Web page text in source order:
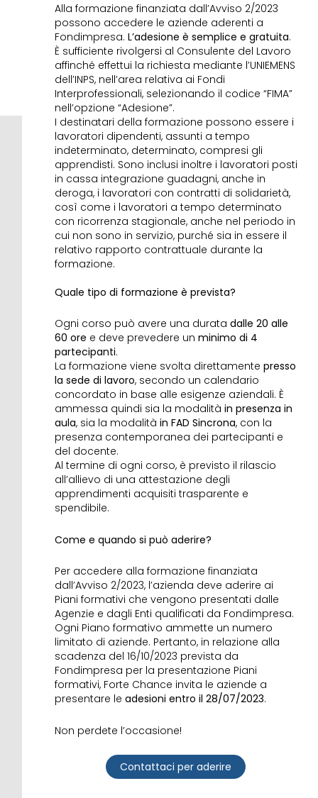
Alla formazione finanziata dall’Avviso 2/2023
possono accedere le aziende aderenti a
Fondimpresa. L’adesione è semplice e gratuita.
È sufficiente rivolgersi al Consulente del Lavoro
affinché effettui la richiesta mediante l’UNIEMENS
dell’INPS, nell’area relativa ai Fondi
Interprofessionali, selezionando il codice “FIMA”
nell’opzione “Adesione”.
I destinatari della formazione possono essere i
lavoratori dipendenti, assunti a tempo
indeterminato, determinato, compresi gli
apprendisti. Sono inclusi inoltre i lavoratori posti
in cassa integrazione guadagni, anche in
deroga, i lavoratori con contratti di solidarietà,
così come i lavoratori a tempo determinato
con ricorrenza stagionale, anche nel periodo in
cui non sono in servizio, purché sia in essere il
relativo rapporto contrattuale durante la
formazione.
Quale tipo di formazione è prevista?
Ogni corso può avere una durata dalle 20 alle
60 ore e deve prevedere un minimo di 4
partecipanti.
La formazione viene svolta direttamente presso
la sede di lavoro, secondo un calendario
concordato in base alle esigenze aziendali. È
ammessa quindi sia la modalità in presenza in
aula, sia la modalità in FAD Sincrona, con la
presenza contemporanea dei partecipanti e
del docente.
Al termine di ogni corso, è previsto il rilascio
all’allievo di una attestazione degli
apprendimenti acquisiti trasparente e
spendibile.
Come e quando si può aderire?
Per accedere alla formazione finanziata
dall’Avviso 2/2023, l’azienda deve aderire ai
Piani formativi che vengono presentati dalle
Agenzie e dagli Enti qualificati da Fondimpresa.
Ogni Piano formativo ammette un numero
limitato di aziende. Pertanto, in relazione alla
scadenza del 16/10/2023 prevista da
Fondimpresa per la presentazione Piani
formativi, Forte Chance invita le aziende a
presentare le adesioni entro il 28/07/2023.
Non perdete l’occasione!
Contattaci per aderire